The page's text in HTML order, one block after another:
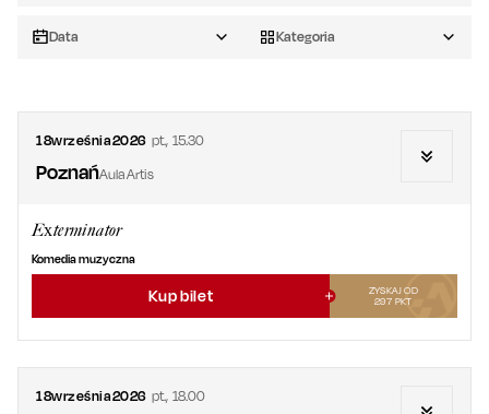
Data Kategoria
18września2026 pt., 15.30
PoznańAula Artis
Exterminator
Komedia muzyczna
Kup bilet
ZYSKAJ OD
297 PKT
18września2026 pt., 18.00